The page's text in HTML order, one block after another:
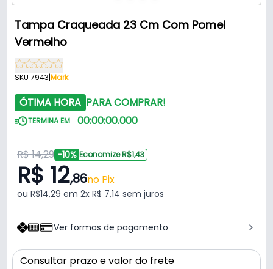
Tampa Craqueada 23 Cm Com Pomel
Vermelho
SKU 7943|Mark
ÓTIMA HORA PARA COMPRAR!
TERMINA EM 00:00:00.000
R$ 14,29 -10% Economize R$1,43
R$ 12,86no Pix
ou R$14,29 em 2x R$ 7,14 sem juros
Ver formas de pagamento
Consultar prazo e valor do frete